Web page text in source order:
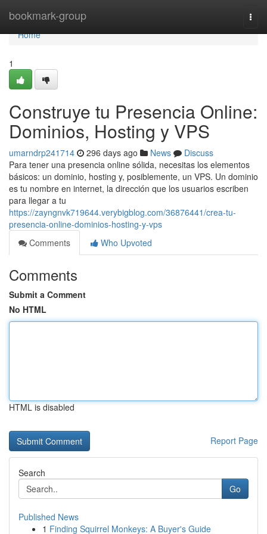
bookmark-group
Home
Home
1
Construye tu Presencia Online:
Dominios, Hosting y VPS
umarndrp241714 296 days ago News
Discuss
Para tener una presencia online sólida, necesitas los elementos
básicos: un dominio, hosting y, posiblemente, un VPS. Un dominio
es tu nombre en internet, la dirección que los usuarios escriben
para llegar a tu
https://zayngnvk719644.verybigblog.com/36876441/crea-tu-
presencia-online-dominios-hosting-y-vps
Comments
Who Upvoted
Comments
Submit a Comment
No HTML
HTML is disabled
Report Page
Search
Go
Published News
1 Finding Squirrel Monkeys: A Buyer's Guide